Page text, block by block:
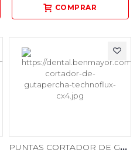
PUNTAS CORTADOR DE GUTAPERCHA TECHNOFLUX CX4